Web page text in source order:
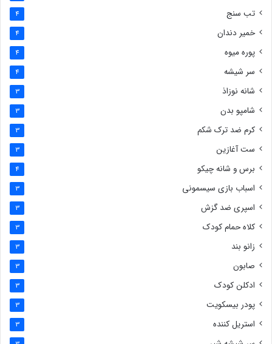
تب سنج 4
خمیر دندان 4
پوره میوه 4
سر شیشه 4
شانه نوزاذ 3
شامپو بدن 3
کرم ضد ترک شکم 3
ست آغازین 3
برس و شانه چیکو 4
اسباب بازی سیسمونی 3
اسپری ضد گزش 3
کلاه حمام کودک 3
زانو بند 3
صابون 3
ادکلن کودک 3
پودر بیسکویت 3
استریل کننده 3